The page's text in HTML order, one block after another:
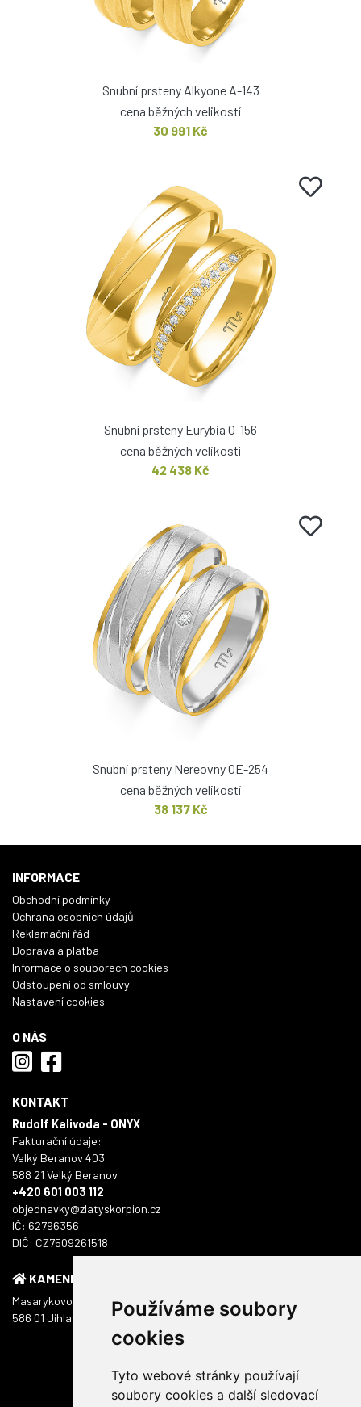
Používáme soubory
cookies
Tyto webové stránky používají
soubory cookies a další sledovací
Snubní prsteny Alkyone A-143
cena běžných velikostí
30 991 Kč
Snubní prsteny Eurybia O-156
cena běžných velikostí
42 438 Kč
Snubní prsteny Nereovny OE-254
cena běžných velikostí
38 137 Kč
INFORMACE
Obchodní podmínky
Ochrana osobních údajů
Reklamační řád
Doprava a platba
Informace o souborech cookies
Odstoupení od smlouvy
Nastavení cookies
O NÁS
KONTAKT
Rudolf Kalivoda - ONYX
Fakturační údaje:
Velký Beranov 403
588 21 Velký Beranov
+420 601 003 112
objednavky@zlatyskorpion.cz
IČ: 62796356
DIČ: CZ7509261518
KAMENNÁ PRODEJNA
Masarykovo náměstí 1217/51
586 01 Jihlava